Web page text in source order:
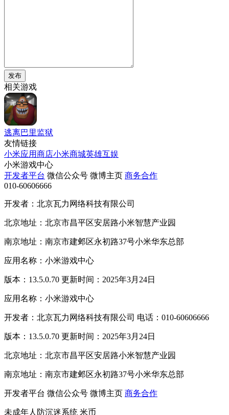
发布
相关游戏
逃离巴里监狱
友情链接
小米应用商店小米商城英雄互娱
小米游戏中心
开发者平台 微信公众号 微博主页 商务合作
010-60606666
开发者：北京瓦力网络科技有限公司
北京地址：北京市昌平区安居路小米智慧产业园
南京地址：南京市建邺区永初路37号小米华东总部
应用名称：小米游戏中心
版本：13.5.0.70 更新时间：2025年3月24日
应用名称：小米游戏中心
开发者：北京瓦力网络科技有限公司 电话：010-60606666
版本：13.5.0.70 更新时间：2025年3月24日
北京地址：北京市昌平区安居路小米智慧产业园
南京地址：南京市建邺区永初路37号小米华东总部
开发者平台 微信公众号 微博主页 商务合作
未成年人防沉迷系统 米币